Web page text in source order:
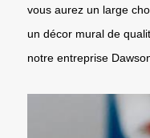
vous aurez un large
un décor mural de
notre entreprise